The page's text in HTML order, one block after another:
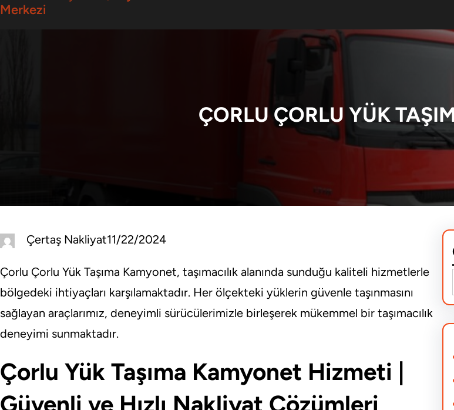
Merkezi
ÇORLU ÇORLU YÜK
Çertaş Nakliyat11/22/2024
Çorlu Çorlu Yük Taşıma Kamyonet, taşımacılık alanında sunduğu kaliteli hizmetlerle
bölgedeki ihtiyaçları karşılamaktadır. Her ölçekteki yüklerin güvenle taşınmasını
sağlayan araçlarımız, deneyimli sürücülerimizle birleşerek mükemmel bir taşımacılık
deneyimi sunmaktadır.
Çorlu Yük Taşıma Kamyonet Hizmeti |
Güvenli ve Hızlı Nakliyat Çözümleri